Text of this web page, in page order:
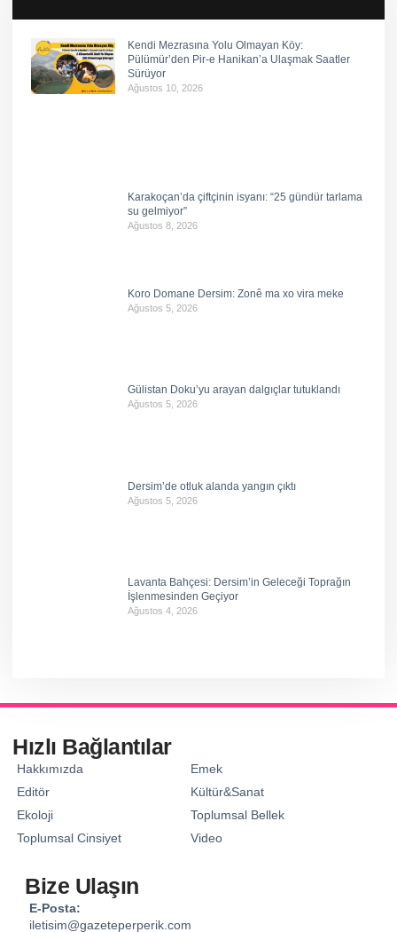
Kendi Mezrasına Yolu Olmayan Köy:
Pülümür’den Pir-e Hanikan’a Ulaşmak Saatler
Sürüyor
Ağustos 10, 2026
Karakoçan’da çiftçinin isyanı: “25 gündür tarlama
su gelmiyor”
Ağustos 8, 2026
Koro Domane Dersim: Zonê ma xo vira meke
Ağustos 5, 2026
Gülistan Doku’yu arayan dalgıçlar tutuklandı
Ağustos 5, 2026
Dersim’de otluk alanda yangın çıktı
Ağustos 5, 2026
Lavanta Bahçesi: Dersim’in Geleceği Toprağın
İşlenmesinden Geçiyor
Ağustos 4, 2026
Hızlı Bağlantılar
Hakkımızda
Editör
Ekoloji
Toplumsal Cinsiyet
Emek
Kültür&Sanat
Toplumsal Bellek
Video
Bize Ulaşın
E-Posta:
iletisim@gazeteperperik.com